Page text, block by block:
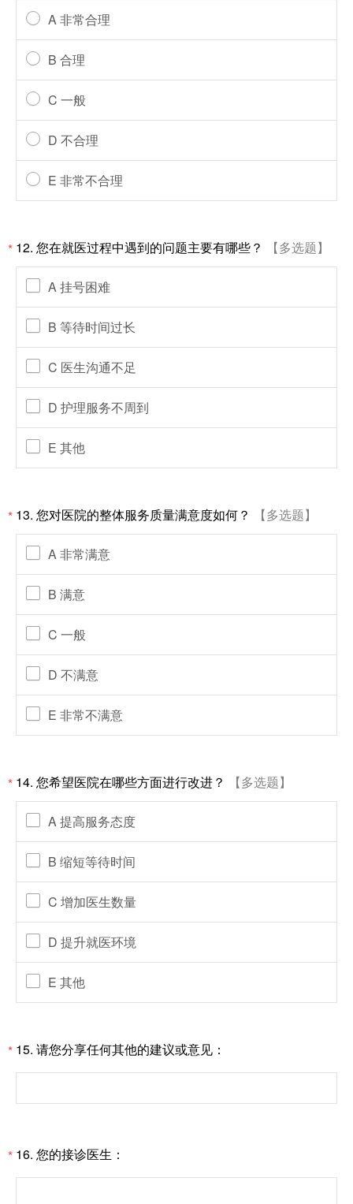
A 非常合理
B 合理
C 一般
D 不合理
E 非常不合理
* 12. 您在就医过程中遇到的问题主要有哪些？ 【多选题】
A 挂号困难
B 等待时间过长
C 医生沟通不足
D 护理服务不周到
E 其他
* 13. 您对医院的整体服务质量满意度如何？ 【多选题】
A 非常满意
B 满意
C 一般
D 不满意
E 非常不满意
* 14. 您希望医院在哪些方面进行改进？ 【多选题】
A 提高服务态度
B 缩短等待时间
C 增加医生数量
D 提升就医环境
E 其他
* 15. 请您分享任何其他的建议或意见：
* 16. 您的接诊医生：